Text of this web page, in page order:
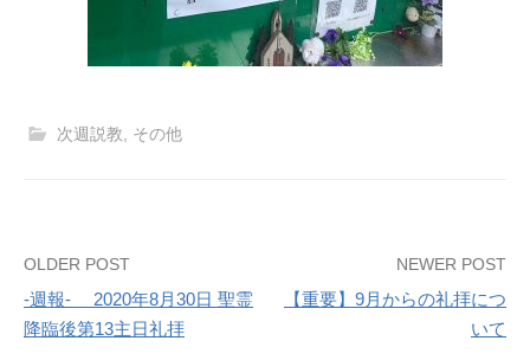
次週説教, その他
Post
navigation
OLDER POST
-週報- 2020年8月30日 聖霊
降臨後第13主日礼拝
NEWER POST
【重要】9月からの礼拝につ
いて